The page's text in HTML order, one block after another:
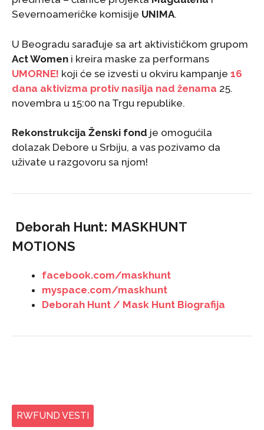
Severnoameričke komisije UNIMA.
U Beogradu sarađuje sa art aktivističkom grupom
Act Women i kreira maske za performans
UMORNE! koji će se izvesti u okviru kampanje 16
dana aktivizma protiv nasilja nad ženama 25.
novembra u 15:00 na Trgu republike.
Rekonstrukcija Ženski fond je omogućila
dolazak Debore u Srbiju, a vas pozivamo da
uživate u razgovoru sa njom!
Deborah Hunt: MASKHUNT
MOTIONS
facebook.com/maskhunt
myspace.com/maskhunt
Deborah Hunt / Mask Hunt Biografija
RWFUND VESTI